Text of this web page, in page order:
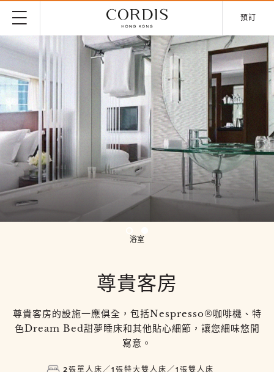
預訂
浴室
尊貴客房
尊貴客房的設施一應俱全，包括Nespresso®咖啡機、特
色Dream Bed甜夢睡床和其他貼心細節，讓您細味悠閒
寫意。
2張單人床／1張特大雙人床／1張雙人床